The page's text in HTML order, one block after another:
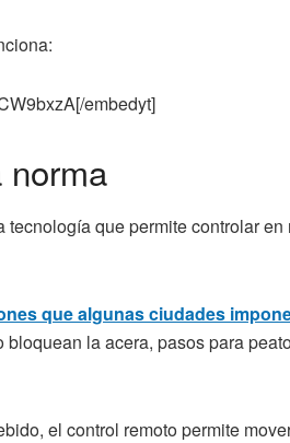
embedyt]
norma
que permite controlar en
que algunas ciudades
la acera, pasos para
el control remoto permite